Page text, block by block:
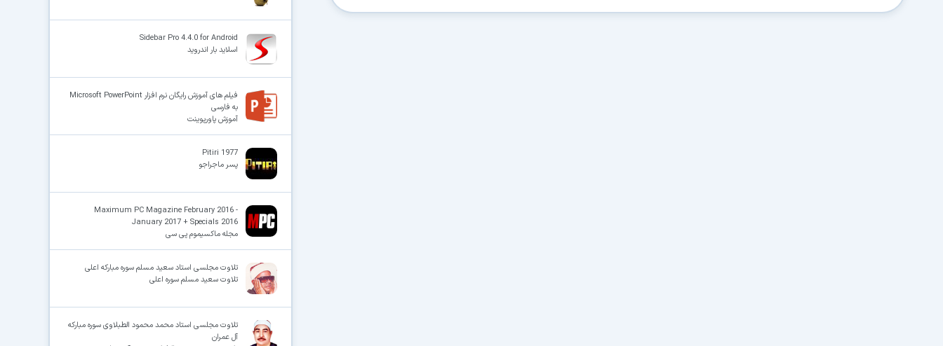
Sidebar Pro 4.4.0 for Android
اسلاید بار اندروید
فیلم های آموزش رایگان نرم افزار Microsoft PowerPoint
به فارسی
آموزش پاورپوینت
Pitiri 1977
پسر ماجراجو
Maximum PC Magazine February 2016 -
January 2017 + Specials 2016
مجله ماکسیموم پی سی
تلاوت مجلسی استاد سعید مسلم سوره مبارکه اعلی
تلاوت سعید مسلم سوره اعلی
تلاوت مجلسی استاد محمد محمود الطبلاوی سوره مبارکه
آل عمران